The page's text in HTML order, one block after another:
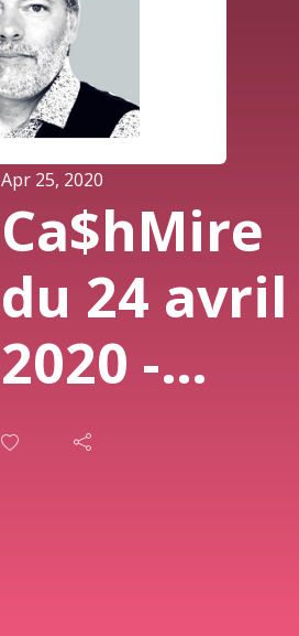
Apr 25, 2020
Ca$hMire
du 24 avril
2020 -
Entrevue